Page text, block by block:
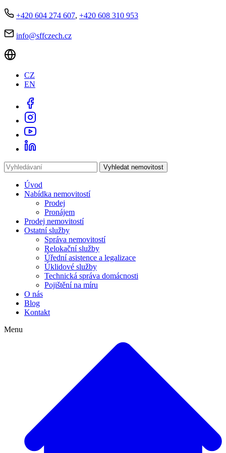
+420 604 274 607, +420 608 310 953
info@sffczech.cz
CZ
EN
Vyhledat nemovitost
Úvod
Nabídka nemovitostí
Prodej
Pronájem
Prodej nemovitostí
Ostatní služby
Správa nemovitostí
Relokační služby
Úřední asistence a legalizace
Úklidové služby
Technická správa domácnosti
Pojištění na míru
O nás
Blog
Kontakt
Menu